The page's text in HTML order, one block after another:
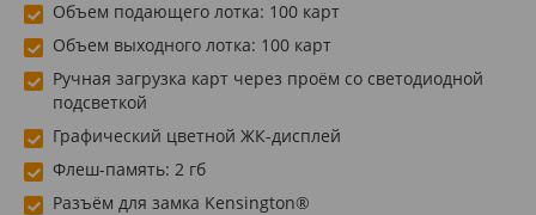
Объем подающего лотка: 100 карт
Объем выходного лотка: 100 карт
Ручная загрузка карт через проём со светодиодной
подсветкой
Графический цветной ЖК-дисплей
Флеш-память: 2 гб
Разъём для замка Kensington®